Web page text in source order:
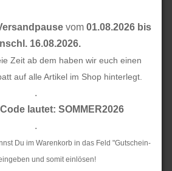
vom 01.08.2026 bis
16.08.2026.
Zeit ab dem haben wir euch einen
auf alle Artikel im Shop hinterlegt.
.
lautet: SOMMER2026
.
Du im Warenkorb in das Feld "Gutschein-
und somit einlösen!